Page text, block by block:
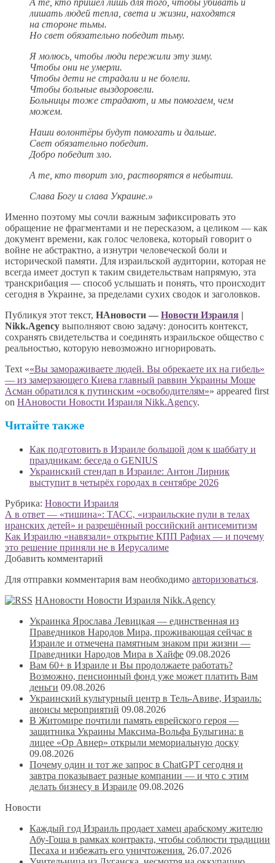
лишать людей тепла, света и жизни, находятся
на стороне тьмы.
Но свет обязательно победит тьму.
Я молюсь, чтобы люди пережили эту зиму.
Чтобы они не умерли.
Чтобы дети не страдали и не болели.
Чтобы больные выздоровели.
Больницы тоже страдают, и мы помогаем, чем
можем.
Наши волонтёры будут помогать и дальше.
Свет обязательно победит.
Добро победит зло.
А те, кто творит зло, растворятся в небытии.
Слава Богу и слава Украине.»
Именно поэтому мы сочли важным зафиксировать это
обращение не фрагментами и не пересказом, а целиком — как
документ времени, как голос человека, который говорит о
войне не абстрактно, а изнутри человеческой боли и
исторической памяти. Для израильской аудитории, которая не
всегда имеет доступ к таким свидетельствам напрямую, эта
транскрибация — способ услышать и понять, что происходит
сегодня в Украине, за пределами сухих сводок и заголовков.
Публикуя этот текст, НАновости — Новости Израиля |
Nikk.Agency выполняют свою задачу: доносить контекст,
сохранять свидетельства и соединять израильское общество с
реальностью, которую невозможно игнорировать.
Text ««Вы замораживаете людей. Вы обрекаете их на гибель»
— из замерзающего Киева главный раввин Украины Моше
Асман обратился к путинским «освободителям»» appeared first
on НАновости Новости Израиля Nikk.Agency.
Читайте также
Как подготовить в Израиле большой дом к шаббату и
праздникам: беседа о GENIUS
Украинский стендап в Израиле: Антон Лирник
выступит в четырёх городах в сентябре 2026
Рубрика: Новости Израиля
Навигация
по
записям
Предыдущая
запись:
А в ответ — «тишина»: ТАСС, «израильские пули в телах
иранских детей» и разрешённый российский антисемитизм
Следующая
запись:
Как Израилю «навязали» открытие КПП Рафиах — и почему
это решение приняли не в Иерусалиме
Добавить комментарий
Для отправки комментария вам необходимо авторизоваться.
НАновости Новости Израиля Nikk.Agency
Украинка Ярослава Левицкая — единственная из
Праведников Народов Мира, проживающая сейчас в
Израиле и отмечена памятным знаком при жизни —
Праведники Народов Мира в Хайфе 09.08.2026
Вам 60+ в Израиле и Вы продолжаете работать?
Возможно, пенсионный фонд уже может платить Вам
деньги 09.08.2026
Украинский культурный центр в Тель-Авиве, Израиль:
анонсы мероприятий 09.08.2026
В Житомире почтили память еврейского героя —
защитника Украины Максима-Вольфа Булыгина: в
лицее «Ор Авнер» открыли мемориальную доску
09.08.2026
Почему один и тот же запрос в ChatGPT сегодня и
завтра показывает разные компании — и что с этим
делать бизнесу в Израиле 09.08.2026
Новости
Каждый год Израиль продает хамец арабскому жителю
Абу-Гоша в рамках контракта, чтобы соблюсти традиции
Песаха и избежать его уничтожения. 26.07.2026